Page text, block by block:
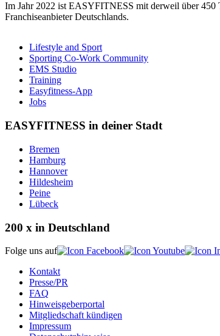
Im Jahr 2022 ist EASYFITNESS mit derweil über 450
Franchiseanbieter Deutschlands.
Lifestyle and Sport
Sporting Co-Work Community
EMS Studio
Training
Easyfitness-App
Jobs
EASYFITNESS in deiner Stadt
Bremen
Hamburg
Hannover
Hildesheim
Peine
Lübeck
200 x in Deutschland
Folge uns auf
Kontakt
Presse/PR
FAQ
Hinweisgeberportal
Mitgliedschaft kündigen
Impressum